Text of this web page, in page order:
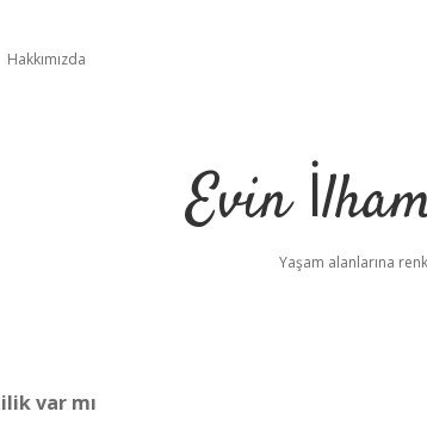
Hakkımızda
Evin
Yaşam alanlarına
var mı